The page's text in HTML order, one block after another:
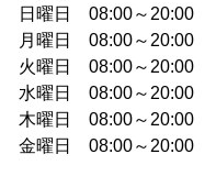
日曜日 08:00～20:00
月曜日 08:00～20:00
火曜日 08:00～20:00
水曜日 08:00～20:00
木曜日 08:00～20:00
金曜日 08:00～20:00